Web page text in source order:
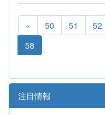
« 50 51 52
58
注目情報